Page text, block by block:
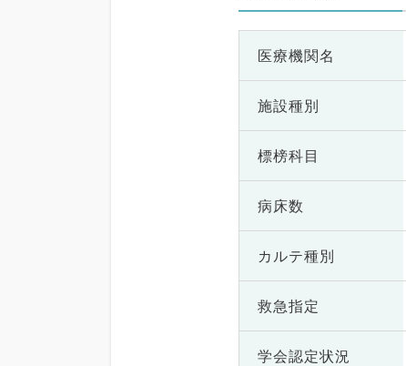
医療機関名
施設種別
標榜科目
病床数
カルテ種別
救急指定
学会認定状況